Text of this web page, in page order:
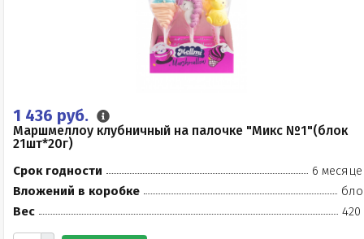
1 436 руб.
Маршмеллоу клубничный на палочке "Микс №1"(блок
21шт*20г)
Срок годности
6
Вложений в коробке
Вес
420